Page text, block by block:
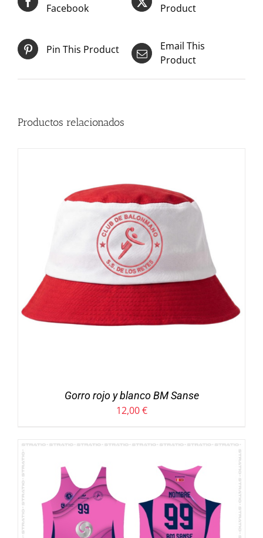
Facebook
Product
Pin This Product
Email This
Product
Productos relacionados
Gorro rojo y blanco BM Sanse
12,00€